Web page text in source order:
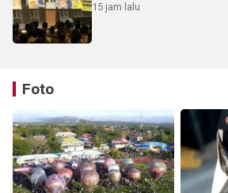
15 jam lalu
Foto